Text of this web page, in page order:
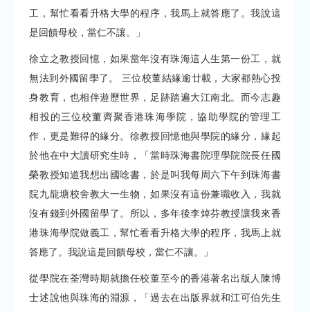
工，幫忙看看升格大學的程序，我馬上就答應了。我說這
是回饋母校，當仁不讓。」
徐立之教授回憶，如果當年沒有珠海這人生第一份工，就
無法到外國留學了。 三位校董結緣逾廿載，大家都熱心投
身教育，也相伴遊歷世界，足跡踏遍大江南北。而今志趣
相投的三位校董齊聚香港珠海學院，協助學院的管理工
作，更是難得的緣分。徐教授回憶他與學院的緣分，緣起
於他在中大讀研究生時，「當時珠海書院理學院院長任國
榮教授知道我想出國唸書，於是叫我每周六下午到珠海書
院九龍塘校舍教大一生物，如果沒有這份兼職收入，我就
沒有錢到外國留學了。所以，多年後李焯芬教授讓我來香
港珠海學院做義工，幫忙看看升格大學的程序，我馬上就
答應了。我說這是回饋母校，當仁不讓。」
從學院在荃灣時期就擔任校董至今的香港著名出版人陳博
士述說他與珠海的淵源，「過去在出版界就和江可伯先生